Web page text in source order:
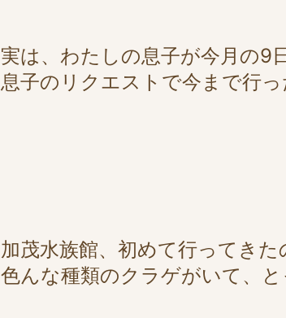
実は、わたしの息子が今月の9
息子のリクエストで今まで行
加茂水族館、初めて行ってきた
色んな種類のクラゲがいて、